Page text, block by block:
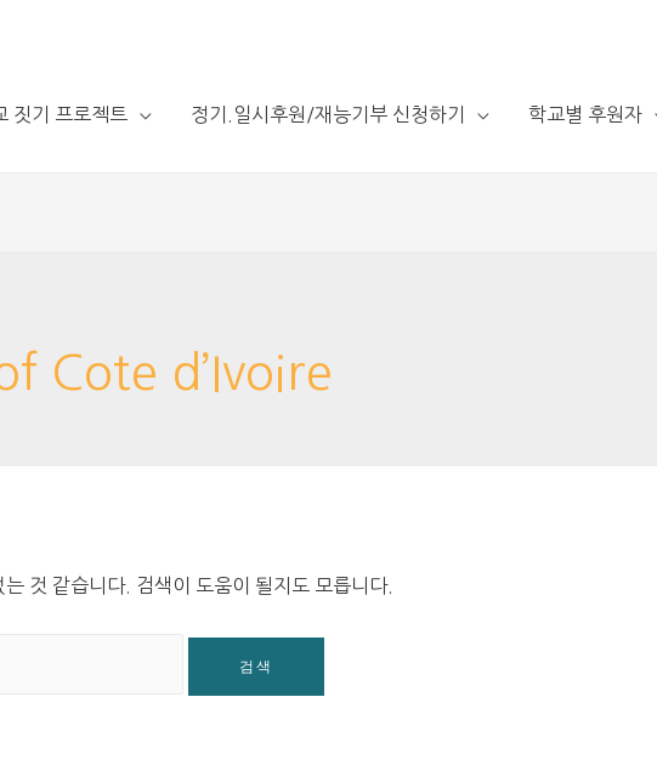
짓기 프로젝트 정기.일시후원/재능기부 신청하기 학교별 후원자
Cote d’Ivoire
것 같습니다. 검색이 도움이 될지도 모릅니다.